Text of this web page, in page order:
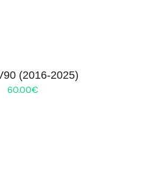
(2016-2025)
60.00€